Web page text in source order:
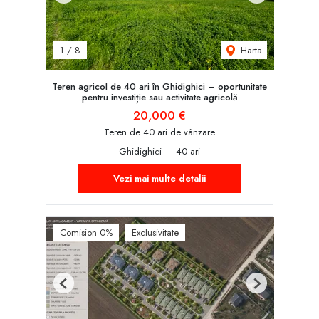
Puhoi 10 Ari - 1100 eur
Puhoi 210 Ari - 12800 eur
Puhoi 150 Ari - 8800 eur
Tintareni 81 Ari - 5400 eur
Dacă îți dorești un loc unde să construiești în armonie cu natura,
această proprietate merită atenția ta.
Pentru detalii suplimentare și vizionare — contactează-mă direct.
1 / 8 Harta
Teren agricol de 40 ari în Ghidighici – oportunitate
pentru investiție sau activitate agricolă
20,000 €
Teren de 40 ari de vânzare
Ghidighici
40 ari
Vezi mai multe detalii
Comision 0% Exclusivitate
Previous Next